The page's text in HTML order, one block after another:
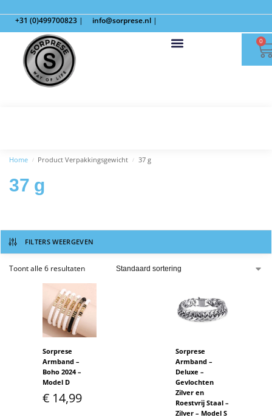
+31 (0)499700823 | info@sorprese.nl |
0
Home / Product Verpakkingsgewicht / 37 g
37 g
FILTERS WEERGEVEN
Toont alle 6 resultaten
Sorprese
Armband –
Boho 2024 –
Model D
€ 14,99
Sorprese
Armband –
Deluxe –
Gevlochten
Zilver en
Roestvrij Staal –
Zilver – Model S